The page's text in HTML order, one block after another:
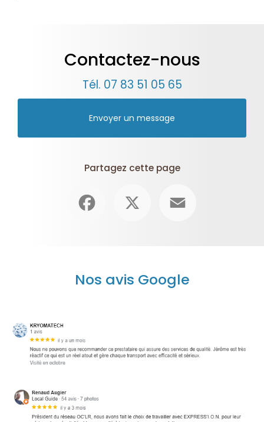
Contactez-nous
Tél. 07 83 51 05 65
Envoyer un message
Partagez cette page
Nos avis Google